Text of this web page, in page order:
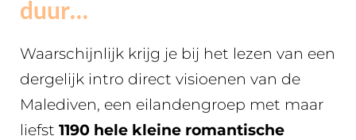
duur…
Waarschijnlijk krijg je bij het lezen van een
dergelijk intro direct visioenen van de
Malediven, een eilandengroep met maar
liefst 1190 hele kleine romantische